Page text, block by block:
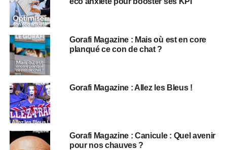
Gorafi Magazine : Mais où est en core
planqué ce con de chat ?
Gorafi Magazine : Allez les Bleus !
Gorafi Magazine : Canicule : Quel avenir
pour nos chauves ?